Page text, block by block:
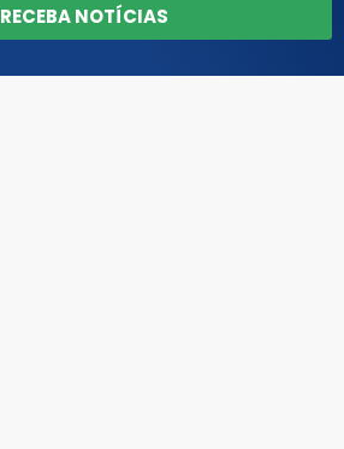
RECEBA NOTÍCIAS